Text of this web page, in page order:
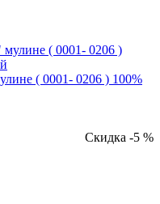
( 0001- 0206 ) 100%
Скидка -5 %